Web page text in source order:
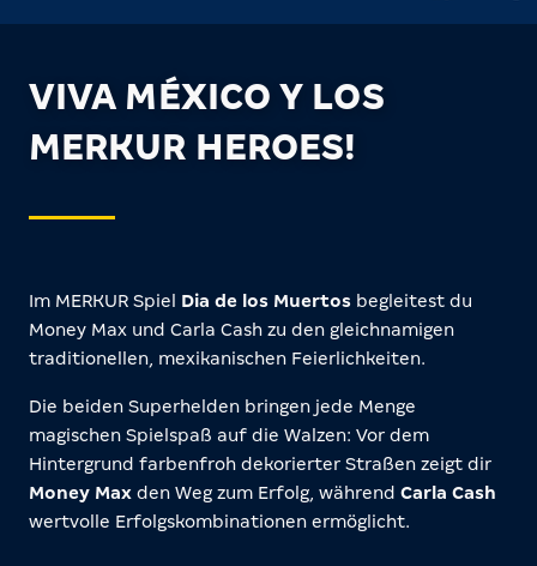
VIVA MÉXICO Y LOS
MERKUR HEROES!
Im MERKUR Spiel Dia de los Muertos begleitest du
Money Max und Carla Cash zu den gleichnamigen
traditionellen, mexikanischen Feierlichkeiten.
Die beiden Superhelden bringen jede Menge
magischen Spielspaß auf die Walzen: Vor dem
Hintergrund farbenfroh dekorierter Straßen zeigt dir
Money Max den Weg zum Erfolg, während Carla Cash
wertvolle Erfolgskombinationen ermöglicht.